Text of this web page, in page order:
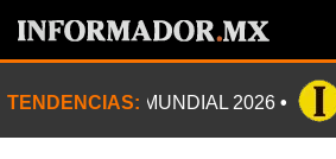
TENDENCIAS: MUNDIAL 2026